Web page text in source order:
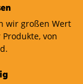
wir großen Wert
von